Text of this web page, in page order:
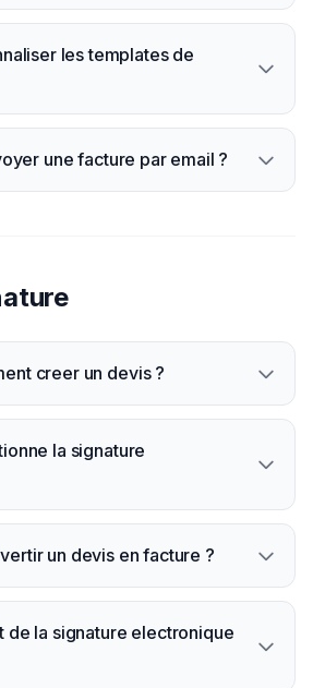
les templates de
une facture par email ?
creer un devis ?
la signature
un devis en facture ?
de la signature electronique